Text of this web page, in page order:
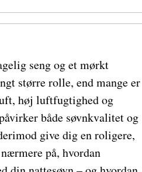
seng og et mørkt
større rolle, end mange er
høj luftfugtighed og
både søvnkvalitet og
give dig en roligere,
på, hvordan